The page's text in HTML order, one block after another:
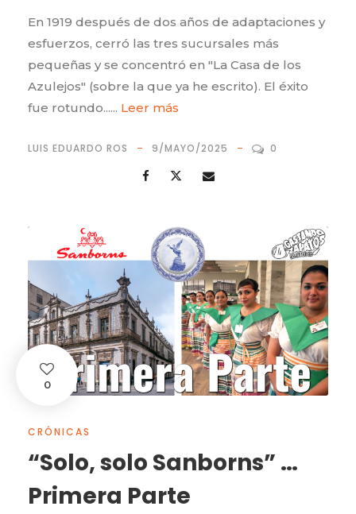
En 1919 después de dos años de adaptaciones y
esfuerzos, cerró las tres sucursales más
pequeñas y se concentró en "La Casa de los
Azulejos" (sobre la que ya he escrito). El éxito
fue rotundo...... Leer más
LUIS EDUARDO ROS 9/MAYO/2025 0
0
CRÓNICAS
“Solo, solo Sanborns” …
Primera Parte